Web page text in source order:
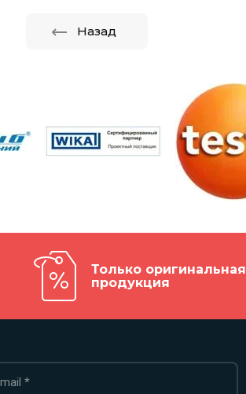
Назад
Только оригинальная
продукция